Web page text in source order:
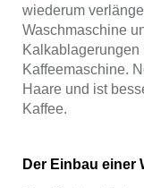
wiederum
Waschmaschine
Kalkablagerungen
Kaffeemaschine.
Haare und ist
Kaffee.
Der Einbau einer